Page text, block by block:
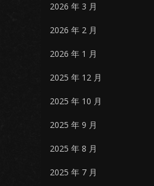
2026 年 3 月
2026 年 2 月
2026 年 1 月
2025 年 12 月
2025 年 10 月
2025 年 9 月
2025 年 8 月
2025 年 7 月